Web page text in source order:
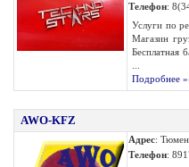
Телефон:
Услуги по
Магазин
Бесплатная
Подробнее
AWO-KFZ
Адрес:
Телефон: